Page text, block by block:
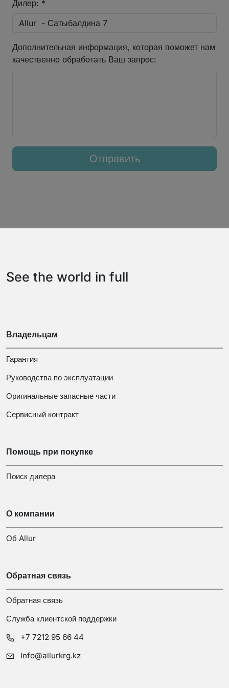
Дилер: *
Дополнительная информация, которая поможет нам
качественно обработать Ваш запрос:
Отправить
See the world in full
Владельцам
Гарантия
Руководства по эксплуатации
Оригинальные запасные части
Сервисный контракт
Помощь при покупке
Поиск дилера
О компании
Об Allur
Обратная связь
Обратная связь
Служба клиентской поддержки
+7 7212 95 66 44
Info@allurkrg.kz